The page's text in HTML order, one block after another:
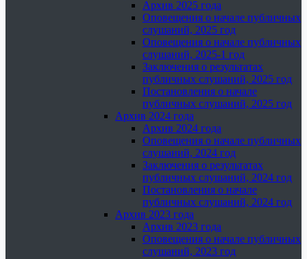
Архив 2025 года
Оповещения о начале публичных
слушаний, 2025 год
Оповещения о начале публичных
слушаний, 2025-1 год
Заключения о результатах
публичных слушаний, 2025 год
Постановления о начале
публичных слушаний, 2025 год
Архив 2024 года
Архив 2024 года
Оповещения о начале публичных
слушаний, 2024 год
Заключения о результатах
публичных слушаний, 2024 год
Постановления о начале
публичных слушаний, 2024 год
Архив 2023 года
Архив 2023 года
Оповещения о начале публичных
слушаний, 2023 год